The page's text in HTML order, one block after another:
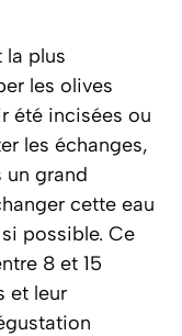
la plus
les olives
été incisées ou
les échanges,
un grand
cette eau
possible. Ce
8 et 15
et leur